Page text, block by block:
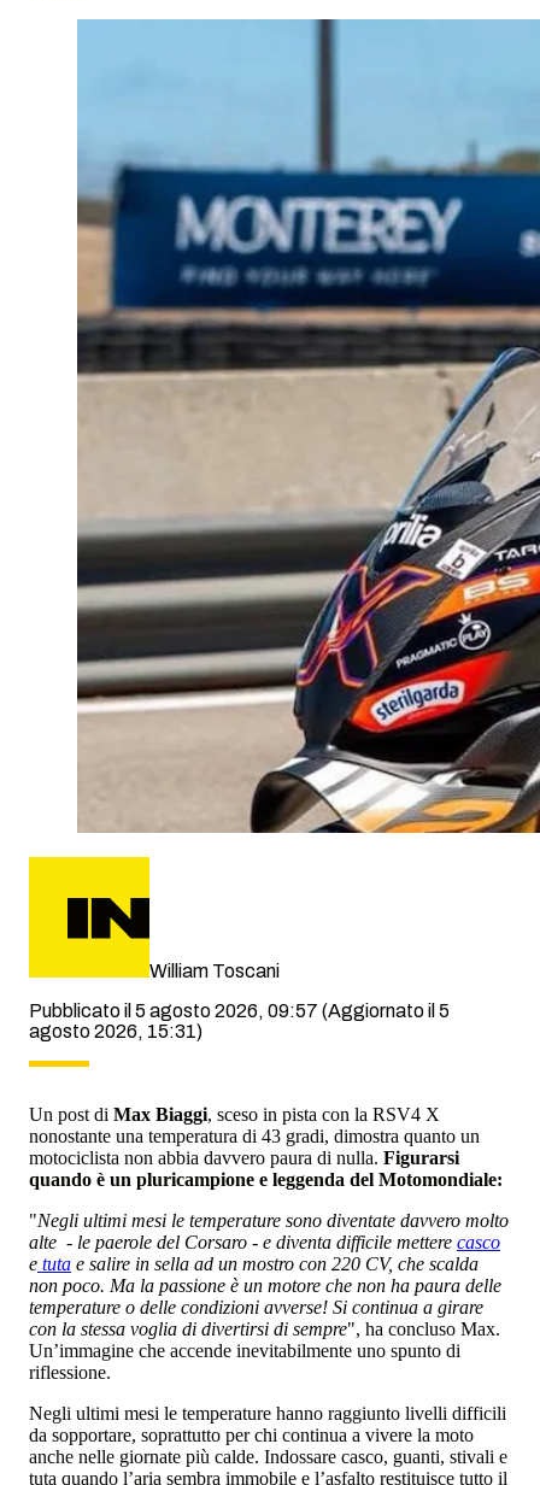
William Toscani
Pubblicato il 5 agosto 2026, 09:57 (Aggiornato il 5
agosto 2026, 15:31)
Un post di Max Biaggi, sceso in pista con la RSV4 X
nonostante una temperatura di 43 gradi, dimostra quanto un
motociclista non abbia davvero paura di nulla. Figurarsi
quando è un pluricampione e leggenda del Motomondiale:
"Negli ultimi mesi le temperature sono diventate davvero molto
alte - le paerole del Corsaro - e diventa difficile mettere casco
e tuta e salire in sella ad un mostro con 220 CV, che scalda
non poco. Ma la passione è un motore che non ha paura delle
temperature o delle condizioni avverse! Si continua a girare
con la stessa voglia di divertirsi di sempre", ha concluso Max.
Un’immagine che accende inevitabilmente uno spunto di
riflessione.
Negli ultimi mesi le temperature hanno raggiunto livelli difficili
da sopportare, soprattutto per chi continua a vivere la moto
anche nelle giornate più calde. Indossare casco, guanti, stivali e
tuta quando l’aria sembra immobile e l’asfalto restituisce tutto il